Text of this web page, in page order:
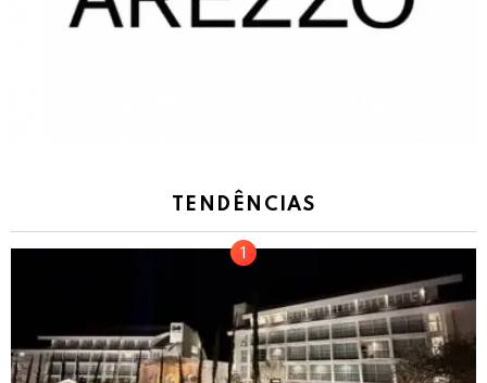
TENDÊNCIAS